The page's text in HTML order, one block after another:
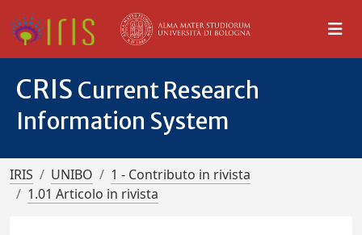
CRIS Current Research
Information System
IRIS UNIBO
1 - Contributo in rivista
1.01 Articolo in rivista